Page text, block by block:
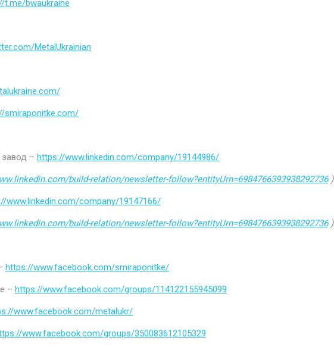
t.me/bwaukraine
MetalUkrainian
smiraponitke.com/
завод – https://www.linkedin.com/company/19144986/
build-relation/newsletter-follow?entityUrn=6984766393938292736)
www.linkedin.com/company/19147166/
build-relation/newsletter-follow?entityUrn=6984766393938292736)
https://www.facebook.com/smiraponitke/
– https://www.facebook.com/groups/114122155945099
www.facebook.com/metalukr/
www.facebook.com/groups/350083612105329